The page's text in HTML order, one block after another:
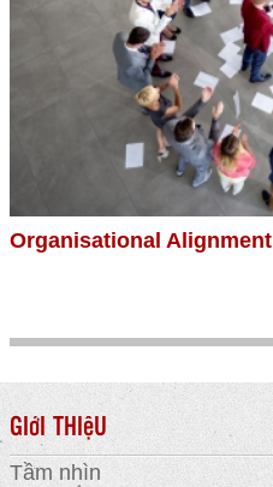
Organisational Alignment
GIớI THIệU
Tầm nhìn